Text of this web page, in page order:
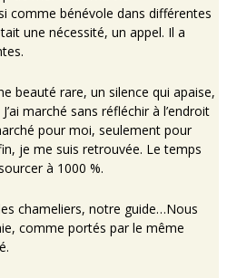
comme bénévole dans différentes
une nécessité, un appel. Il a
beauté rare, un silence qui apaise,
marché sans réfléchir à l’endroit
pour moi, seulement pour
je me suis retrouvée. Le temps
à 1000 %.
chameliers, notre guide…Nous
comme portés par le même